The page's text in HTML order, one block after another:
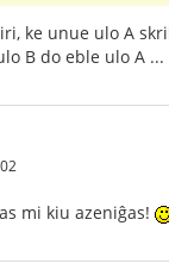
ke unue ulo A
B do eble ulo A
mi kiu azeniĝas!